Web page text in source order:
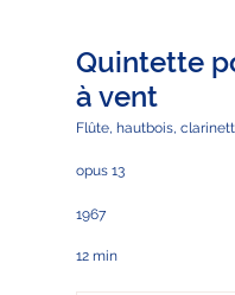
Quintette
à vent
Flûte, hautbois,
opus 13
1967
12 min